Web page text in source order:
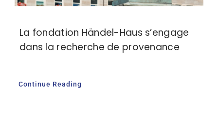
La fondation Händel-Haus s’engage
dans la recherche de provenance
Continue Reading